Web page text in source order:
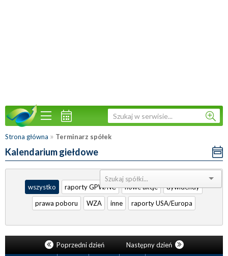
Strona główna » Terminarz spółek
Kalendarium giełdowe
Sortuj:
wszystko
raporty GPW/NC nowe akcje
dywidendy
prawa poboru
WZA inne raporty USA/Europa
Poprzedni dzień Następny dzień